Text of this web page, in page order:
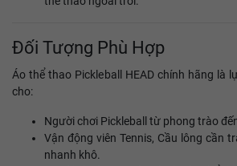
Đối Tượng Phù Hợp
Áo thể thao Pickleball HEAD chính hãng là
cho:
Người chơi Pickleball từ phong trào
Vận động viên Tennis, Cầu lông cần
nhanh khô.